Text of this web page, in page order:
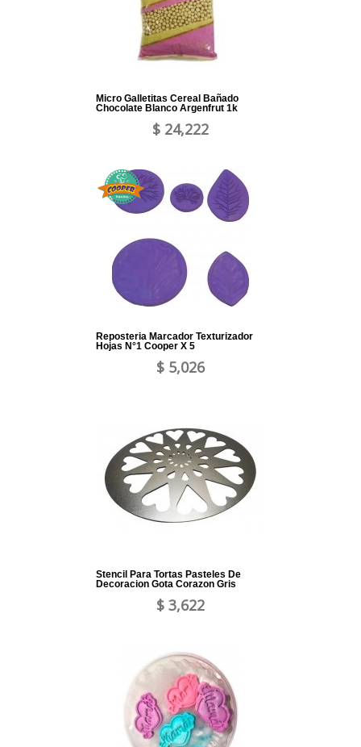
Micro Galletitas Cereal Bañado
Chocolate Blanco Argenfrut 1k
$ 24,222
Reposteria Marcador Texturizador
Hojas N°1 Cooper X 5
$ 5,026
Stencil Para Tortas Pasteles De
Decoracion Gota Corazon Gris
$ 3,622